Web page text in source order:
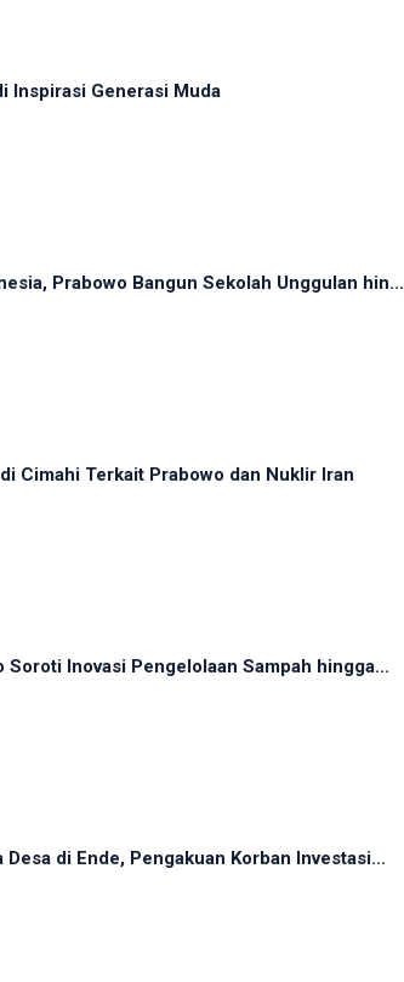
Inspirasi Generasi Muda
Prabowo Bangun Sekolah Unggulan hin...
Cimahi Terkait Prabowo dan Nuklir Iran
Inovasi Pengelolaan Sampah hingga...
di Ende, Pengakuan Korban Investasi...